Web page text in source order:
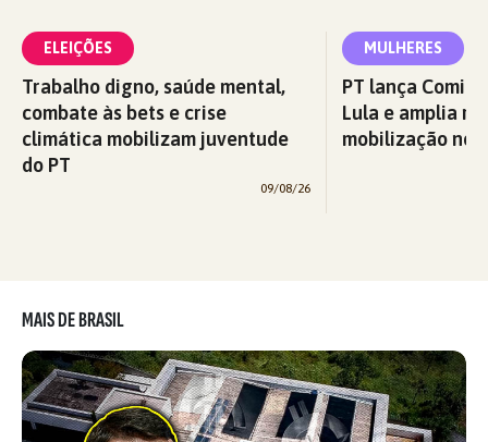
ELEIÇÕES
Trabalho digno, saúde mental,
combate às bets e crise
climática mobilizam juventude
do PT
09/08/26
MULHERES
PT lança
Lula e amplia
mobilização
MAIS DE BRASIL